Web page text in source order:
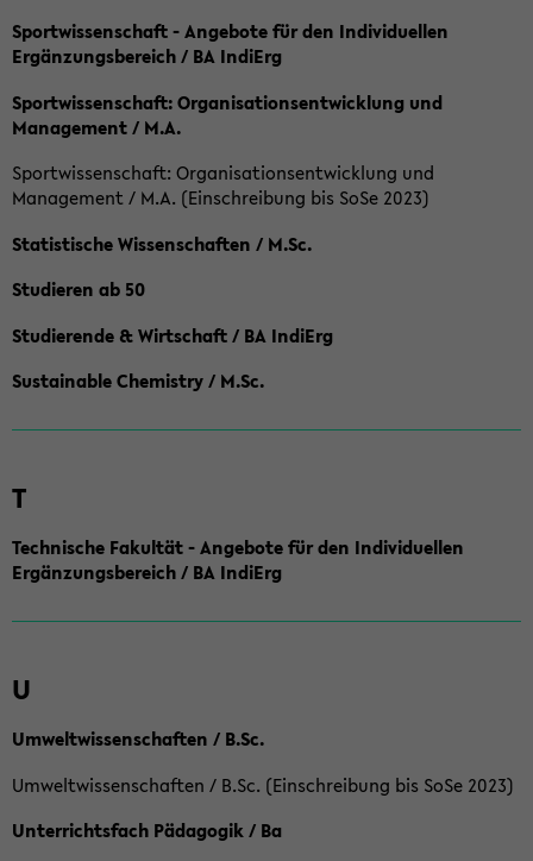
Sportwissenschaft - Angebote für den Individuellen
Ergänzungsbereich / BA IndiErg
Sportwissenschaft: Organisationsentwicklung und
Management / M.A.
Sportwissenschaft: Organisationsentwicklung und
Management / M.A. (Einschreibung bis SoSe 2023)
Statistische Wissenschaften / M.Sc.
Studieren ab 50
Studierende & Wirtschaft / BA IndiErg
Sustainable Chemistry / M.Sc.
T
Technische Fakultät - Angebote für den Individuellen
Ergänzungsbereich / BA IndiErg
U
Umweltwissenschaften / B.Sc.
Umweltwissenschaften / B.Sc. (Einschreibung bis SoSe 2023)
Unterrichtsfach Pädagogik / Ba